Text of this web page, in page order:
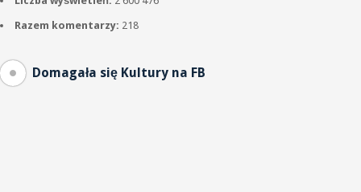
Razem komentarzy: 218
Domagała się Kultury na FB